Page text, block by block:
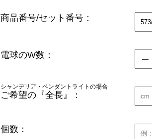
商品番号/セット番号：
電球のW数：
シャンデリア・ペンダントライトの場合
ご希望の『全長』：
個数：